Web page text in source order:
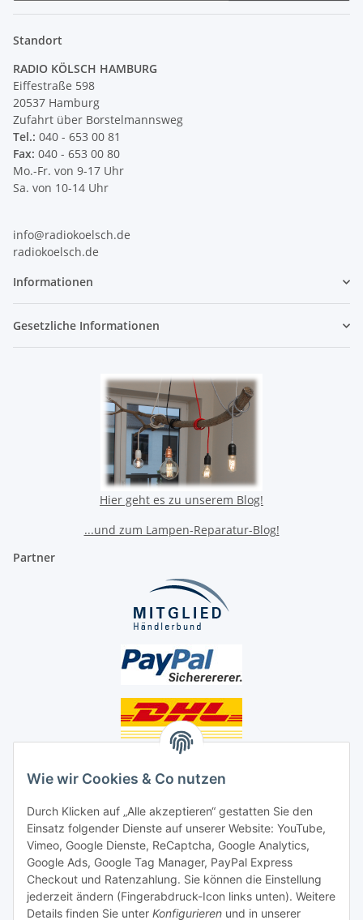
Wie wir Cookies & Co nutzen
Durch Klicken auf „Alle akzeptieren“ gestatten Sie den
Einsatz folgender Dienste auf unserer Website: YouTube,
Vimeo, Google Dienste, ReCaptcha, Google Analytics,
Google Ads, Google Tag Manager, PayPal Express
Checkout und Ratenzahlung. Sie können die Einstellung
jederzeit ändern (Fingerabdruck-Icon links unten). Weitere
Details finden Sie unter Konfigurieren und in unserer
Standort
RADIO KÖLSCH HAMBURG
Eiffestraße 598
20537 Hamburg
Zufahrt über Borstelmannsweg
Tel.: 040 - 653 00 81
Fax: 040 - 653 00 80
Mo.-Fr. von 9-17 Uhr
Sa. von 10-14 Uhr
info@radiokoelsch.de
radiokoelsch.de
Informationen
Gesetzliche Informationen
Hier geht es zu unserem Blog!
...und zum Lampen-Reparatur-Blog!
Partner
Social Media
Unsere Dienstleistungen
Lampenreparatur
Lichtservice für Senioren